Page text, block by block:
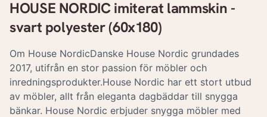
HOUSE NORDIC imiterat lammskin -
svart polyester (60x180)
Om House NordicDanske House Nordic grundades
2017, utifrån en stor passion för möbler och
inredningsprodukter.House Nordic har ett stort utbud
av möbler, allt från eleganta dagbäddar till snygga
bänkar. House Nordic erbjuder snygga möbler med